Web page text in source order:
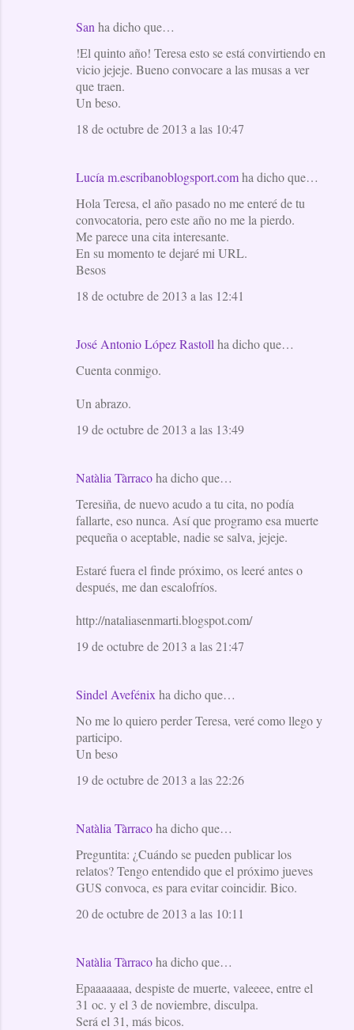
San ha dicho que…
!El quinto año! Teresa esto se está convirtiendo en
vicio jejeje. Bueno convocare a las musas a ver
que traen.
Un beso.
18 de octubre de 2013 a las 10:47
Lucía m.escribanoblogsport.comha dicho que…
Hola Teresa, el año pasado no me enteré de tu
convocatoria, pero este año no me la pierdo.
Me parece una cita interesante.
En su momento te dejaré mi URL.
Besos
18 de octubre de 2013 a las 12:41
José Antonio López Rastoll ha dicho que…
Cuenta conmigo.
Un abrazo.
19 de octubre de 2013 a las 13:49
Natàlia Tàrracoha dicho que…
Teresiña, de nuevo acudo a tu cita, no podía
fallarte, eso nunca. Así que programo esa muerte
pequeña o aceptable, nadie se salva, jejeje.
Estaré fuera el finde próximo, os leeré antes o
después, me dan escalofríos.
http://nataliasenmarti.blogspot.com/
19 de octubre de 2013 a las 21:47
Sindel Avefénix ha dicho que…
No me lo quiero perder Teresa, veré como llego y
participo.
Un beso
19 de octubre de 2013 a las 22:26
Natàlia Tàrracoha dicho que…
Preguntita: ¿Cuándo se pueden publicar los
relatos? Tengo entendido que el próximo jueves
GUS convoca, es para evitar coincidir. Bico.
20 de octubre de 2013 a las 10:11
Natàlia Tàrracoha dicho que…
Epaaaaaaa, despiste de muerte, valeeee, entre el
31 oc. y el 3 de noviembre, disculpa.
Será el 31, más bicos.